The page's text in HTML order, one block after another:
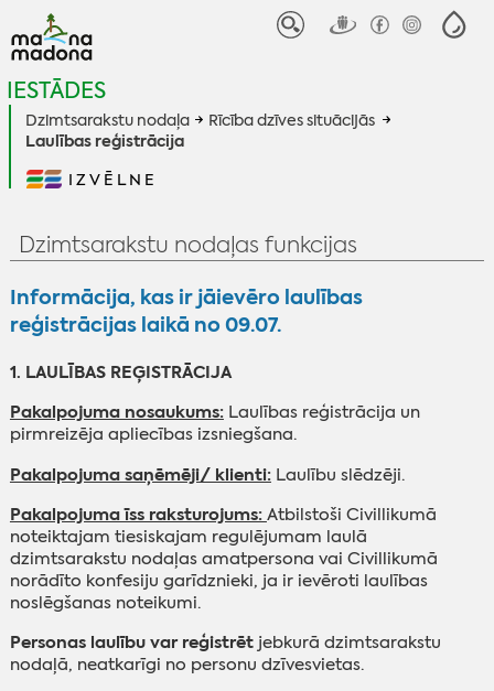
IESTĀDES
Dzimtsarakstu nodaļa Rīcība dzīves situācijās
Laulības reģistrācija
IZVĒLNE
Dzimtsarakstu nodaļas funkcijas
Informācija, kas ir jāievēro laulības
reģistrācijas laikā no 09.07.
1. LAULĪBAS REĢISTRĀCIJA
Pakalpojuma nosaukums: Laulības reģistrācija un
pirmreizēja apliecības izsniegšana.
Pakalpojuma saņēmēji/ klienti:Laulību slēdzēji.
Pakalpojuma īss raksturojums: Atbilstoši Civillikumā
noteiktajam tiesiskajam regulējumam laulā
dzimtsarakstu nodaļas amatpersona vai Civillikumā
norādīto konfesiju garīdznieki, ja ir ievēroti laulības
noslēgšanas noteikumi.
Personas laulību var reģistrēt jebkurā dzimtsarakstu
nodaļā, neatkarīgi no personu dzīvesvietas.